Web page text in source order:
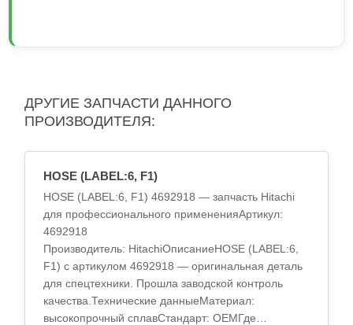
ДРУГИЕ ЗАПЧАСТИ ДАННОГО
ПРОИЗВОДИТЕЛЯ:
HOSE (LABEL:6, F1)
HOSE (LABEL:6, F1) 4692918 — запчасть Hitachi
для профессионального примененияАртикул:
4692918
Производитель: HitachiОписаниеHOSE (LABEL:6,
F1) с артикулом 4692918 — оригинальная деталь
для спецтехники. Прошла заводской контроль
качества.Технические данныеМатериал:
высокопрочный сплавСтандарт: OEMГде